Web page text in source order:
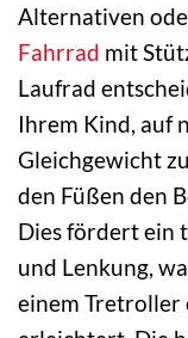
Alternativen
Fahrrad mit
Laufrad
Ihrem Kind, auf
Gleichgewicht
den Füßen den
Dies fördert ein
und Lenkung,
einem Tretroller